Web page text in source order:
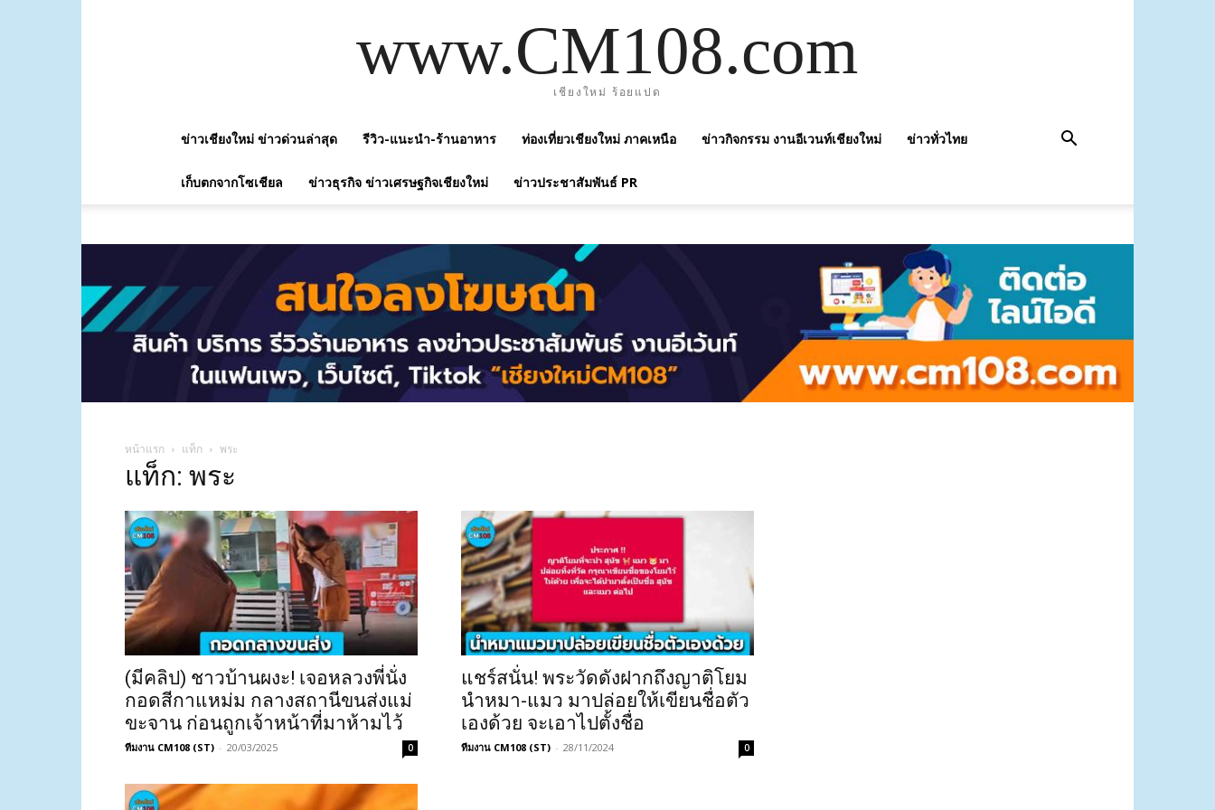
www.CM108.com
เชียงใหม่ ร้อยแปด
ข่าวเชียงใหม่ ข่าวด่วนล่าสุด รีวิว-แนะนำ-ร้านอาหาร ท่องเที่ยวเชียงใหม่ ภาคเหนือ ข่าวกิจกรรม งานอีเวนท์เชียงใหม่ ข่าวทั่วไทย
เก็บตกจากโซเชียล ข่าวธุรกิจ ข่าวเศรษฐกิจเชียงใหม่ ข่าวประชาสัมพันธ์ PR
หน้าแรก แท็ก พระ
แท็ก: พระ
(มีคลิป) ชาวบ้านผงะ! เจอหลวงพี่นั่ง
กอดสีกาแหม่ม กลางสถานีขนส่งแม่
ขะจาน ก่อนถูกเจ้าหน้าที่มาห้ามไว้
ทีมงาน CM108 (ST) - 20/03/2025 0
แชร์สนั่น! พระวัดดังฝากถึงญาติโยม
นำหมา-แมว มาปล่อยให้เขียนชื่อตัว
เองด้วย จะเอาไปตั้งชื่อ
ทีมงาน CM108 (ST) - 28/11/2024 0